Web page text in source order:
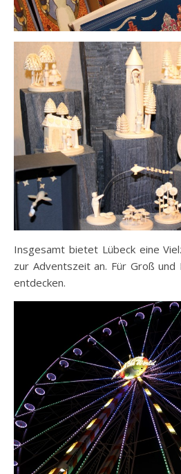
Insgesamt bietet Lübeck eine
zur Adventszeit an. Für Groß
entdecken.